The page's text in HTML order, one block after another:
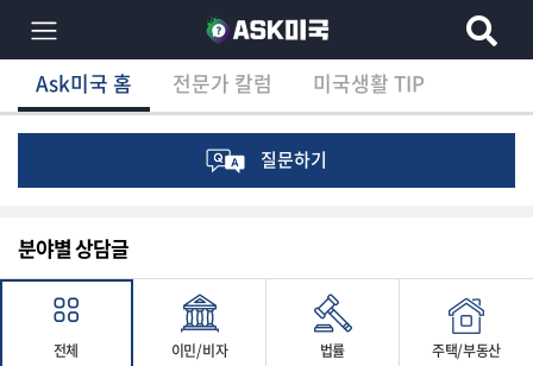
×
분
야
담
Ask미국 홈 전문가 칼럼 미국생활 TIP
Ask미국 홈 전문가 칼럼 미국생활 TIP
질문하기
분야별 상담글
전체 이민/비자 법률 주택/부동산